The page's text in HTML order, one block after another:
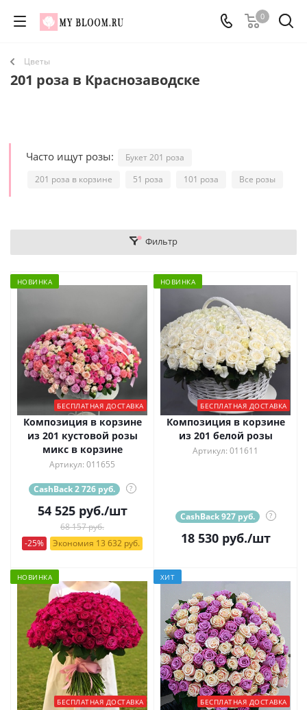
0
Цветы
201 роза в Краснозаводске
Часто ищут розы:
Букет 201 роза
201 роза в корзине
51 роза 101 роза Все розы
Фильтр
НОВИНКА
БЕСПЛАТНАЯ ДОСТАВКА
Композиция в корзине
из 201 кустовой розы
микс в корзине
Артикул: 011655
CashBack 2 726 руб. ?
54 525руб./шт
68 157 руб.
-25%
Экономия 13 632 руб.
НОВИНКА
БЕСПЛАТНАЯ ДОСТАВКА
Композиция в корзине
из 201 белой розы
Артикул: 011611
CashBack 927 руб. ?
18 530руб./шт
НОВИНКА
БЕСПЛАТНАЯ ДОСТАВКА
ХИТ
БЕСПЛАТНАЯ ДОСТАВКА